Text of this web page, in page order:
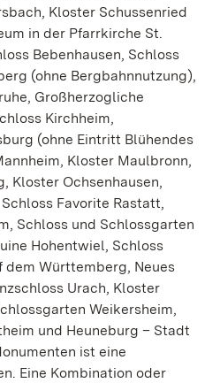
Kloster Schussenried
in der Pfarrkirche St.
Bebenhausen, Schloss
(ohne Bergbahnnutzung),
Großherzogliche
Kirchheim,
(ohne Eintritt Blühendes
Kloster Maulbronn,
Kloster Ochsenhausen,
Favorite Rastatt,
Schloss und Schlossgarten
Hohentwiel, Schloss
Württemberg, Neues
Urach, Kloster
Weikersheim,
und Heuneburg – Stadt
ist eine
Eine Kombination oder